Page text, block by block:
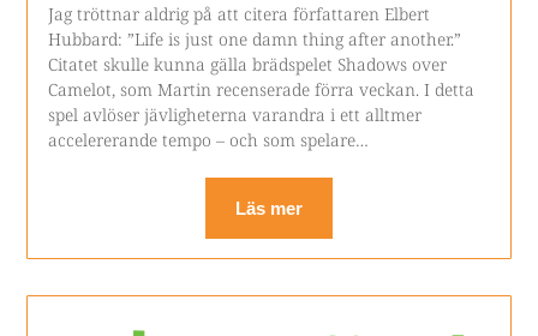
Jag tröttnar aldrig på att citera författaren Elbert
Hubbard: ”Life is just one damn thing after another.”
Citatet skulle kunna gälla brädspelet Shadows over
Camelot, som Martin recenserade förra veckan. I detta
spel avlöser jävligheterna varandra i ett alltmer
accelererande tempo – och som spelare…
Läs mer